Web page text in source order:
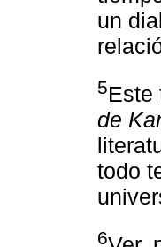
un
5Este
de
todo
6